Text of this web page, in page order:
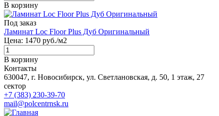
В корзину
Под заказ
Ламинат Loc Floor Plus Дуб Оригинальный
Цена: 1470 руб./м2
В корзину
Контакты
630047, г. Новосибирск, ул. Светлановская, д. 50, 1 этаж, 27
сектор
+7 (383) 230-39-70
mail@polcentrnsk.ru